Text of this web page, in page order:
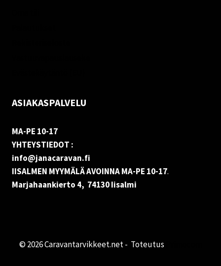
ASIAKASPALVELU
MA-PE 10-17
YHTEYSTIEDOT :
info@janacaravan.fi
IISALMEN MYYMÄLÄ AVOINNA MA-PE 10-17.
Marjahaankierto 4, 74130 Iisalmi
© 2026 Caravantarvikkeet.net - Toteutus